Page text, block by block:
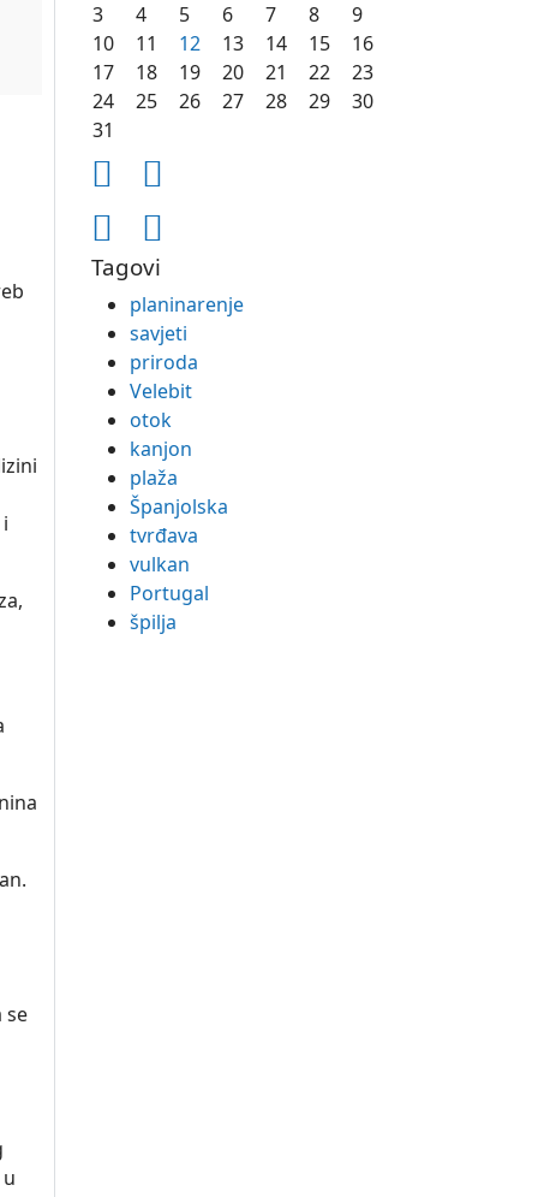
se
3
4 5 6 7 8
9
10
11 12 13 14 15
16
17
18 19 20 21 22
23
24
25 26 27 28 29
30
31
Tagovi
planinarenje
savjeti
priroda
Velebit
otok
kanjon
plaža
Španjolska
tvrđava
vulkan
Portugal
špilja